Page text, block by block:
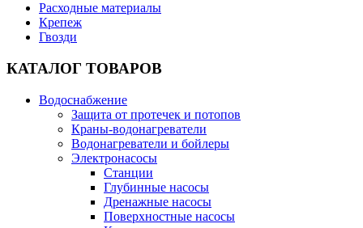
Строительные товары
Все для бани
Расходные материалы
Крепеж
Гвозди
КАТАЛОГ ТОВАРОВ
Водоснабжение
Защита от протечек и потопов
Краны-водонагреватели
Водонагреватели и бойлеры
Электронасосы
Станции
Глубинные насосы
Дренажные насосы
Поверхностные насосы